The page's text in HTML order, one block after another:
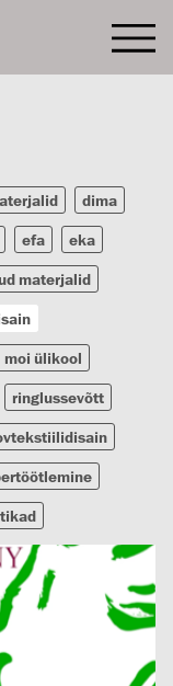
dima
efa eka
materjalid
moi ülikool
ringlussevõtt